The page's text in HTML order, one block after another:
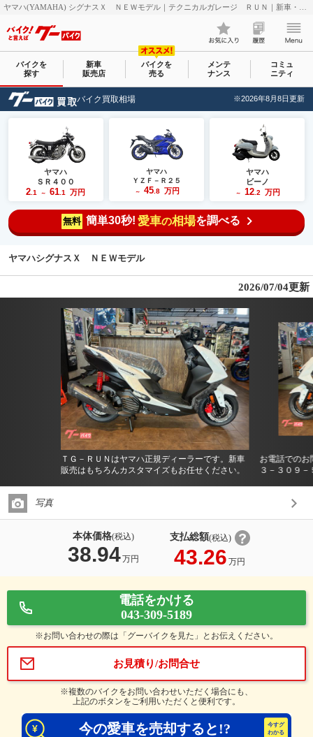
バイクを
探す
新車
販売店
バイクを
売る
メンテ
ナンス
コミュ
ニティ
バイク買取相場 ※2026年8月8日更新
ヤマハ
ＳＲ４００
2 .1 ～ 61 .1 万円
ヤマハ
ＹＺＦ－Ｒ２５
～ 45.8 万円
ヤマハ
ビーノ
～ 12.2 万円
無料 簡単30秒! 愛車の相場を調べる
ヤマハシグナスＸ ＮＥＷモデル
2026/07/04更新
ＴＧ－ＲＵＮはヤマハ正規ディーラーです。新車
販売はもちろんカスタマイズもお任せください。
お電話でのお
３－３０９－
写真
本体価格(税込)
38.94万円
支払総額(税込)
43.26 万円
電話をかける
043-309-5189
※お問い合わせの際は「グーバイクを見た」とお伝えください。
お見積り/お問合せ
※複数のバイクをお問い合わせいただく場合にも、
上記のボタンをご利用いただくと便利です。
今の愛車を売却すると!?